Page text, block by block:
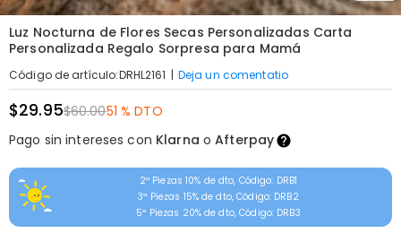
Luz Nocturna de Flores Secas Personalizadas Carta
Personalizada Regalo Sorpresa para Mamá
Código de artículo:DRHL2161 | Deja un comentatio
$29.95$60.0051 % DTO
Pago sin intereses con Klarna oAfterpay
2ª Piezas 10% de dto, Código: DRB1
3ª Piezas 15% de dto, Código: DRB2
5ª Piezas 20% de dto, Código: DRB3